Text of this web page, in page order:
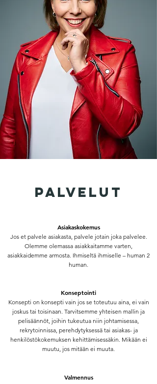
palvelut
Asiakaskokemus
Jos et palvele asiakasta, palvele jotain joka palvelee.
Olemme olemassa asiakkaitamme varten,
asiakkaidemme armosta. Ihmiseltä ihmiselle – human 2
human.
Konseptointi
Konsepti on konsepti vain jos se toteutuu aina, ei vain
joskus tai toisinaan. Tarvitsemme yhteisen mallin ja
pelisäännöt, joihin tukeutua niin johtamisessa,
rekrytoinnissa, perehdytyksessä tai asiakas- ja
henkilöstökokemuksen kehittämisessäkin. Mikään ei
muutu, jos mitään ei muuta.
Valmennus